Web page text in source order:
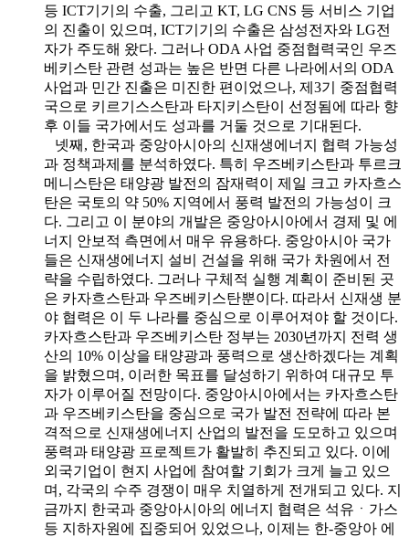
등 ICT기기의 수출, 그리고 KT, LG CNS 등 서비스 기업
의 진출이 있으며, ICT기기의 수출은 삼성전자와 LG전
자가 주도해 왔다. 그러나 ODA 사업 중점협력국인 우즈
베키스탄 관련 성과는 높은 반면 다른 나라에서의 ODA
사업과 민간 진출은 미진한 편이었으나, 제3기 중점협력
국으로 키르기스스탄과 타지키스탄이 선정됨에 따라 향
후 이들 국가에서도 성과를 거둘 것으로 기대된다.
넷째, 한국과 중앙아시아의 신재생에너지 협력 가능성
과 정책과제를 분석하였다. 특히 우즈베키스탄과 투르크
메니스탄은 태양광 발전의 잠재력이 제일 크고 카자흐스
탄은 국토의 약 50% 지역에서 풍력 발전의 가능성이 크
다. 그리고 이 분야의 개발은 중앙아시아에서 경제 및 에
너지 안보적 측면에서 매우 유용하다. 중앙아시아 국가
들은 신재생에너지 설비 건설을 위해 국가 차원에서 전
략을 수립하였다. 그러나 구체적 실행 계획이 준비된 곳
은 카자흐스탄과 우즈베키스탄뿐이다. 따라서 신재생 분
야 협력은 이 두 나라를 중심으로 이루어져야 할 것이다.
카자흐스탄과 우즈베키스탄 정부는 2030년까지 전력 생
산의 10% 이상을 태양광과 풍력으로 생산하겠다는 계획
을 밝혔으며, 이러한 목표를 달성하기 위하여 대규모 투
자가 이루어질 전망이다. 중앙아시아에서는 카자흐스탄
과 우즈베키스탄을 중심으로 국가 발전 전략에 따라 본
격적으로 신재생에너지 산업의 발전을 도모하고 있으며
풍력과 태양광 프로젝트가 활발히 추진되고 있다. 이에
외국기업이 현지 사업에 참여할 기회가 크게 늘고 있으
며, 각국의 수주 경쟁이 매우 치열하게 전개되고 있다. 지
금까지 한국과 중앙아시아의 에너지 협력은 석유ㆍ가스
등 지하자원에 집중되어 있었으나, 이제는 한-중앙아 에